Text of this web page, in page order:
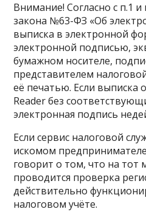
Внимание! Согласно с п.1
закона №63-ФЗ «Об
выписка в электронной
электронной подписью,
бумажном носителе,
представителем
её печатью. Если выписка
Reader без
электронная подпись
Если сервис налоговой
искомом
говорит о том, что на тот
проводится проверка
действительно
налоговом учёте.